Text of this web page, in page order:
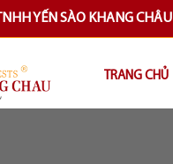
YẾN SÀO KHANG CHÂU
TRANG CHỦ